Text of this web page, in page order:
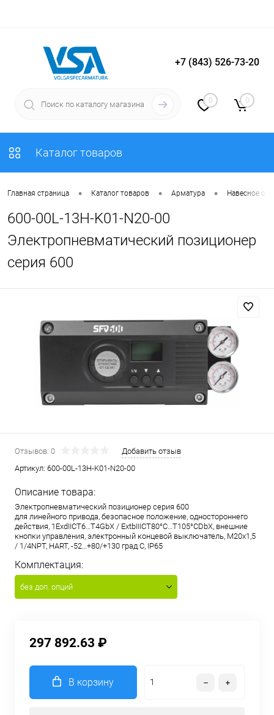
Вход Регистрация
+7 (843) 526-73-20
0 0
Каталог товаров
Главная страница • Каталог товаров • Арматура • Навесное
600-00L-13H-K01-N20-00
Электропневматический позиционер
серия 600
Отзывов: 0
Добавить отзыв
Артикул: 600-00L-13H-K01-N20-00
Описание товара:
Электропневматический позиционер серия 600
для линейного привода, безопасное положение, одностороннего
действия, 1ExdIICT6…T4GbX / ExtbIIICT80°C…T105°CDbX, внешние
кнопки управления, электронный концевой выключатель, M20x1,5
/ 1/4NPT, HART, -52…+80/+130 град.С, IP65
Комплектация:
без доп. опций
297 892.63 ₽
В корзину